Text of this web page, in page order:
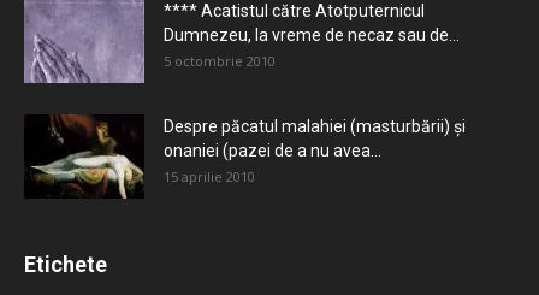
**** Acatistul către Atotputernicul
Dumnezeu, la vreme de necaz sau de...
5 octombrie 2010
Despre păcatul malahiei (masturbării) şi
onaniei (pazei de a nu avea...
15 aprilie 2010
Etichete